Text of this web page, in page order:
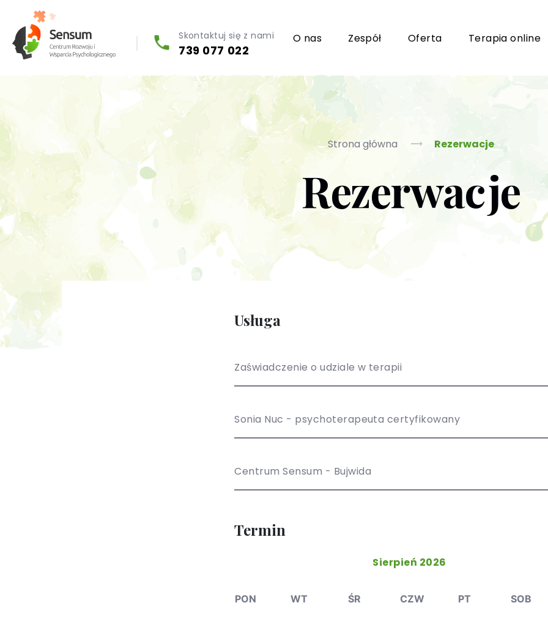
Skontaktuj się z nami
739 077 022
O nas Zespół Oferta Terapia online
Diagnoza psychologiczna (testy psychologiczne)
Konsultacja biegłego psychologa
Psychoterapia indywidualna (PL / EN)
Wsparcie dla firm
Grupy wsparcia i TUSy dla osób dorosłych
Poradnictwo seksuologiczne
Psychoterapia par i małżeństwa
Terapia uzależnień (PL / EN)
Strona główna Rezerwacje
Rezerwacje
Usługa
Zaświadczenie o udziale w terapii
Sonia Nuc - psychoterapeuta certyfikowany
Centrum Sensum - Bujwida
Termin
Sierpień 2026
PON WT ŚR CZW PT SOB